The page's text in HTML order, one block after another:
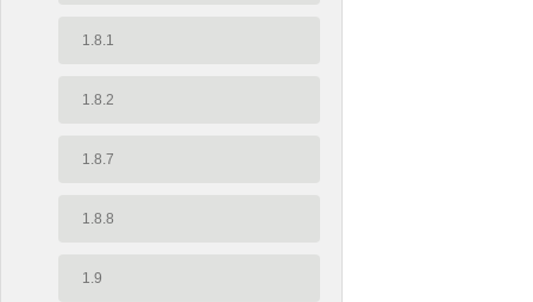
1.8.1
1.8.2
1.8.7
1.8.8
1.9